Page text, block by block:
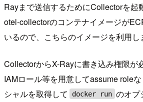
Rayまで送信するためにCollectorを起
otel-collectorのコンテナイメージが
いるので、こちらのイメージを利用し
CollectorからX-Rayに書き込み権限が
IAMロール等を用意してassume role
シャルを取得して
docker run のオプ